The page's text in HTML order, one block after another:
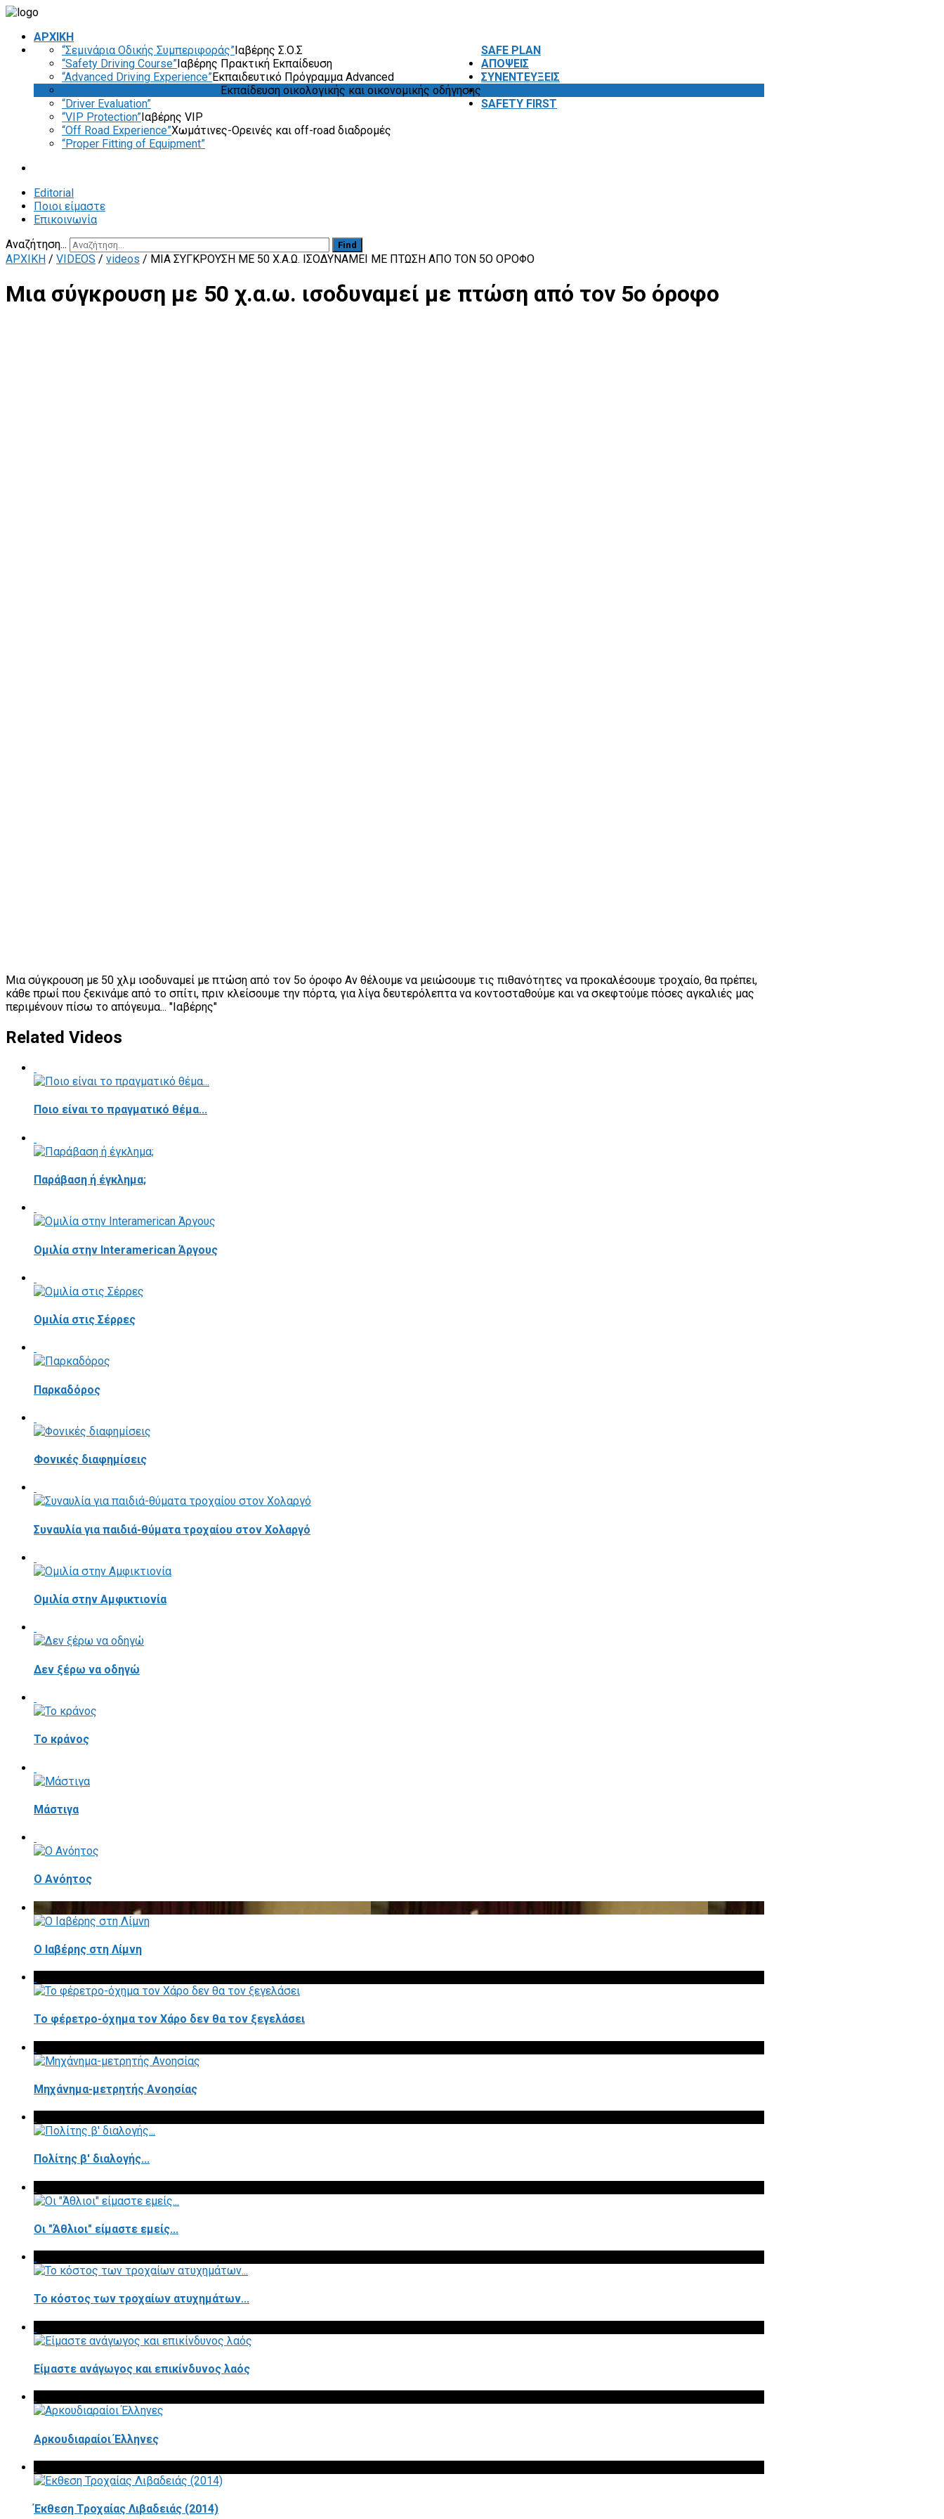
ΑΡΧΙΚΗ
SAFE PLAN
“Σεμινάρια Οδικής Συμπεριφοράς”Ιαβέρης Σ.Ο.Σ
“Safety Driving Course”Ιαβέρης Πρακτική Εκπαίδευση
“Advanced Driving Experience”Εκπαιδευτικό Πρόγραμμα Advanced
Εκπαίδευση οικολογικής και οικονομικής οδήγησης
“Driver Evaluation”
“VIP Protection”Ιαβέρης VIP
“Off Road Experience”Χωμάτινες-Ορεινές και off-road διαδρομές
“Proper Fitting of Equipment”
ΑΠΟΨΕΙΣ
ΣΥΝΕΝΤΕΥΞΕΙΣ
SAFETY FIRST
Editorial
Ποιοι είμαστε
Επικοινωνία
Αναζήτηση...
Find
ΑΡΧΙΚΗ / VIDEOS / videos / ΜΙΑ ΣΎΓΚΡΟΥΣΗ ΜΕ 50 Χ.Α.Ω. ΙΣΟΔΥΝΑΜΕΊ ΜΕ ΠΤΏΣΗ ΑΠΌ ΤΟΝ 5Ο ΌΡΟΦΟ
Μια σύγκρουση με 50 χ.α.ω. ισοδυναμεί με πτώση από τον 5ο όροφο
Μια σύγκρουση με 50 χλμ ισοδυναμεί με πτώση από τον 5ο όροφο Αν θέλουμε να μειώσουμε τις πιθανότητες να προκαλέσουμε τροχαίο, θα πρέπει,
κάθε πρωί που ξεκινάμε από το σπίτι, πριν κλείσουμε την πόρτα, για λίγα δευτερόλεπτα να κοντοσταθούμε και να σκεφτούμε πόσες αγκαλιές μας
περιμένουν πίσω το απόγευμα... "Ιαβέρης"
Related Videos
Ποιο είναι το πραγματικό θέμα...
Παράβαση ή έγκλημα;
Ομιλία στην Interamerican Άργους
Ομιλία στις Σέρρες
Παρκαδόρος
Φονικές διαφημίσεις
Συναυλία για παιδιά-θύματα τροχαίου στον Χολαργό
Ομιλία στην Αμφικτιονία
Δεν ξέρω να οδηγώ
Το κράνος
Mάστιγα
Ο Ανόητος
Ο Ιαβέρης στη Λίμνη
To φέρετρο-όχημα τον Χάρο δεν θα τον ξεγελάσει
Μηχάνημα-μετρητής Ανοησίας
Πολίτης β' διαλογής...
Οι "Άθλιοι" είμαστε εμείς...
Το κόστος των τροχαίων ατυχημάτων...
Είμαστε ανάγωγος και επικίνδυνος λαός
Αρκουδιαραίοι Έλληνες
Έκθεση Τροχαίας Λιβαδειάς (2014)